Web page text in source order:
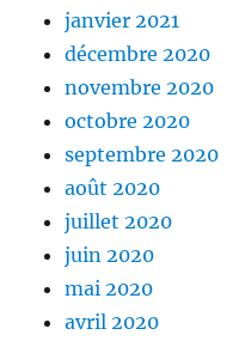
janvier 2021
décembre 2020
novembre 2020
octobre 2020
septembre 2020
août 2020
juillet 2020
juin 2020
mai 2020
avril 2020